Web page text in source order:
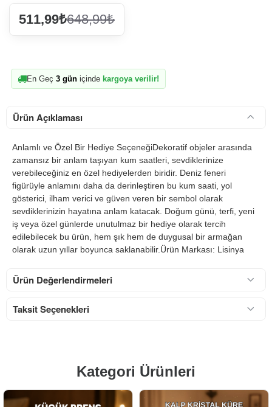
511,99₺648,99₺
En Geç 3 gün içinde kargoya verilir!
Ürün Açıklaması
Anlamlı ve Özel Bir Hediye SeçeneğiDekoratif objeler arasında
zamansız bir anlam taşıyan kum saatleri, sevdiklerinize
verebileceğiniz en özel hediyelerden biridir. Deniz feneri
figürüyle anlamını daha da derinleştiren bu kum saati, yol
gösterici, ilham verici ve güven veren bir sembol olarak
sevdiklerinizin hayatına anlam katacak. Doğum günü, terfi, yeni
iş veya özel günlerde unutulmaz bir hediye olarak tercih
edilebilecek bu ürün, hem şık hem de duygusal bir armağan
olarak uzun yıllar boyunca saklanabilir.Ürün Markası: Lisinya
Ürün Değerlendirmeleri
Taksit Seçenekleri
Kategori Ürünleri